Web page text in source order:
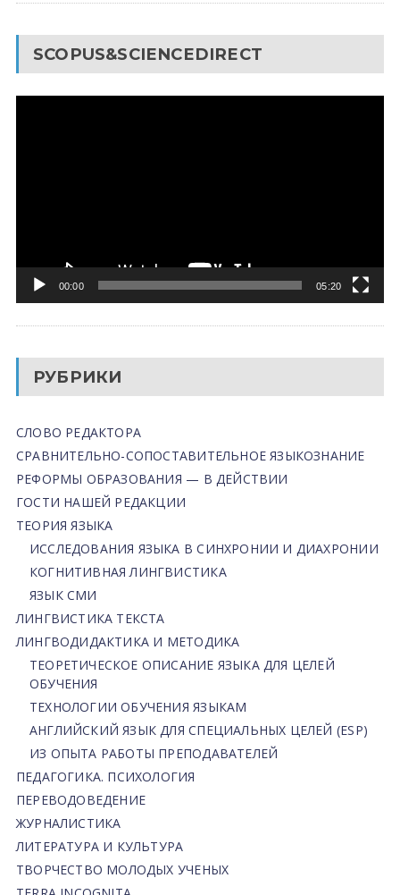
SCOPUS&SCIENCEDIRECT
00:00 05:20
РУБРИКИ
СЛОВО РЕДАКТОРА
СРАВНИТЕЛЬНО-СОПОСТАВИТЕЛЬНОЕ ЯЗЫКОЗНАНИЕ
РЕФОРМЫ ОБРАЗОВАНИЯ — В ДЕЙСТВИИ
ГОСТИ НАШЕЙ РЕДАКЦИИ
ТЕОРИЯ ЯЗЫКА
ИССЛЕДОВАНИЯ ЯЗЫКА В СИНХРОНИИ И ДИАХРОНИИ
КОГНИТИВНАЯ ЛИНГВИСТИКА
ЯЗЫК СМИ
ЛИНГВИСТИКА ТЕКСТА
ЛИНГВОДИДАКТИКА И МЕТОДИКА
ТЕОРЕТИЧЕСКОЕ ОПИСАНИЕ ЯЗЫКА ДЛЯ ЦЕЛЕЙ
ОБУЧЕНИЯ
ТЕХНОЛОГИИ ОБУЧЕНИЯ ЯЗЫКАМ
АНГЛИЙСКИЙ ЯЗЫК ДЛЯ СПЕЦИАЛЬНЫХ ЦЕЛЕЙ (ESP)
ИЗ ОПЫТА РАБОТЫ ПРЕПОДАВАТЕЛЕЙ
ПЕДАГОГИКА. ПСИХОЛОГИЯ
ПЕРЕВОДОВЕДЕНИЕ
ЖУРНАЛИСТИКА
ЛИТЕРАТУРА И КУЛЬТУРА
ТВОРЧЕСТВО МОЛОДЫХ УЧЕНЫХ